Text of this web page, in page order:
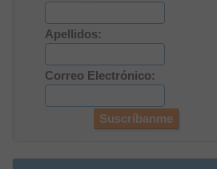
Apellidos:
Correo Electrónico: